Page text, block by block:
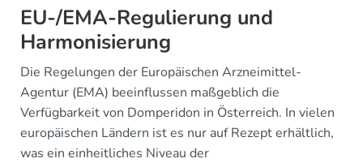
EU-/EMA-Regulierung und
Harmonisierung
Die Regelungen der Europäischen Arzneimittel-
Agentur (EMA) beeinflussen maßgeblich die
Verfügbarkeit von Domperidon in Österreich. In vielen
europäischen Ländern ist es nur auf Rezept erhältlich,
was ein einheitliches Niveau der